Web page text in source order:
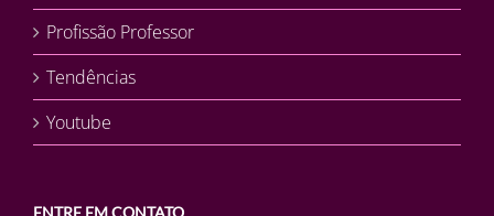
Profissão Professor
Tendências
Youtube
ENTRE EM CONTATO